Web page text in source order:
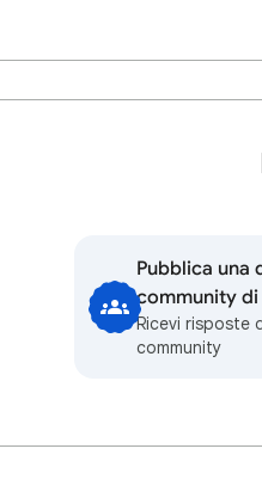
Pubblica una
community di
Ricevi risposte
community